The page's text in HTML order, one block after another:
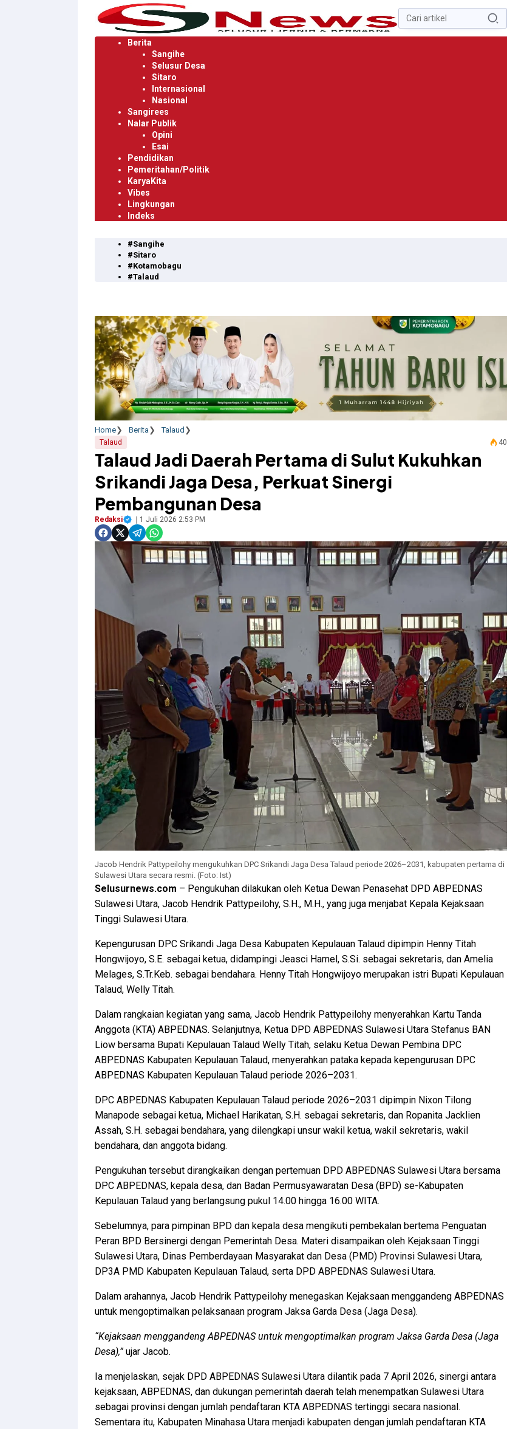
Langsung
Pencarian
untuk:
Berita
Sangihe
Selusur Desa
Sitaro
Internasional
Nasional
Sangirees
Nalar Publik
Opini
Esai
Pendidikan
Pemeritahan/Politik
KaryaKita
Vibes
Lingkungan
Indeks
#Sangihe
#Sitaro
#Kotamobagu
#Talaud
Home Berita Talaud
Talaud 40
Talaud Jadi Daerah Pertama di Sulut Kukuhkan
Srikandi Jaga Desa, Perkuat Sinergi
Pembangunan Desa
Redaksi 1 Juli 2026 2:53 PM
Jacob Hendrik Pattypeilohy mengukuhkan DPC Srikandi Jaga Desa Talaud periode 2026–2031, kabupaten pertama di
Sulawesi Utara secara resmi. (Foto: Ist)
Selusurnews.com – Pengukuhan dilakukan oleh Ketua Dewan Penasehat DPD ABPEDNAS
Sulawesi Utara, Jacob Hendrik Pattypeilohy, S.H., M.H., yang juga menjabat Kepala Kejaksaan
Tinggi Sulawesi Utara.
Kepengurusan DPC Srikandi Jaga Desa Kabupaten Kepulauan Talaud dipimpin Henny Titah
Hongwijoyo, S.E. sebagai ketua, didampingi Jeasci Hamel, S.Si. sebagai sekretaris, dan Amelia
Melages, S.Tr.Keb. sebagai bendahara. Henny Titah Hongwijoyo merupakan istri Bupati Kepulauan
Talaud, Welly Titah.
Dalam rangkaian kegiatan yang sama, Jacob Hendrik Pattypeilohy menyerahkan Kartu Tanda
Anggota (KTA) ABPEDNAS. Selanjutnya, Ketua DPD ABPEDNAS Sulawesi Utara Stefanus BAN
Liow bersama Bupati Kepulauan Talaud Welly Titah, selaku Ketua Dewan Pembina DPC
ABPEDNAS Kabupaten Kepulauan Talaud, menyerahkan pataka kepada kepengurusan DPC
ABPEDNAS Kabupaten Kepulauan Talaud periode 2026–2031.
DPC ABPEDNAS Kabupaten Kepulauan Talaud periode 2026–2031 dipimpin Nixon Tilong
Manapode sebagai ketua, Michael Harikatan, S.H. sebagai sekretaris, dan Ropanita Jacklien
Assah, S.H. sebagai bendahara, yang dilengkapi unsur wakil ketua, wakil sekretaris, wakil
bendahara, dan anggota bidang.
Pengukuhan tersebut dirangkaikan dengan pertemuan DPD ABPEDNAS Sulawesi Utara bersama
DPC ABPEDNAS, kepala desa, dan Badan Permusyawaratan Desa (BPD) se-Kabupaten
Kepulauan Talaud yang berlangsung pukul 14.00 hingga 16.00 WITA.
Sebelumnya, para pimpinan BPD dan kepala desa mengikuti pembekalan bertema Penguatan
Peran BPD Bersinergi dengan Pemerintah Desa. Materi disampaikan oleh Kejaksaan Tinggi
Sulawesi Utara, Dinas Pemberdayaan Masyarakat dan Desa (PMD) Provinsi Sulawesi Utara,
DP3A PMD Kabupaten Kepulauan Talaud, serta DPD ABPEDNAS Sulawesi Utara.
Dalam arahannya, Jacob Hendrik Pattypeilohy menegaskan Kejaksaan menggandeng ABPEDNAS
untuk mengoptimalkan pelaksanaan program Jaksa Garda Desa (Jaga Desa).
“Kejaksaan menggandeng ABPEDNAS untuk mengoptimalkan program Jaksa Garda Desa (Jaga
Desa),”ujar Jacob.
Ia menjelaskan, sejak DPD ABPEDNAS Sulawesi Utara dilantik pada 7 April 2026, sinergi antara
kejaksaan, ABPEDNAS, dan dukungan pemerintah daerah telah menempatkan Sulawesi Utara
sebagai provinsi dengan jumlah pendaftaran KTA ABPEDNAS tertinggi secara nasional.
Sementara itu, Kabupaten Minahasa Utara menjadi kabupaten dengan jumlah pendaftaran KTA